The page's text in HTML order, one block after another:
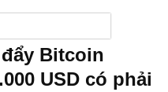
Bitcoin
USD có phải